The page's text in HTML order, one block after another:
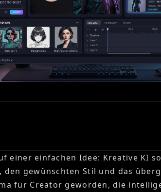
einer einfachen Idee: Kreative KI
gewünschten Stil und das
für Creator geworden, die